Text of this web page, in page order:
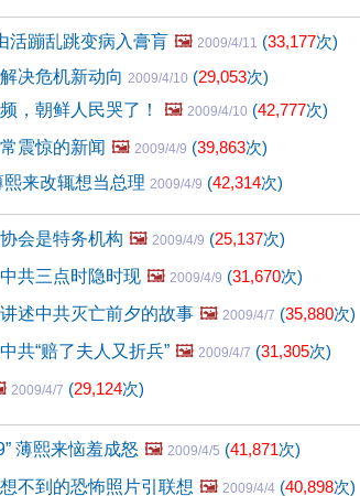
活蹦乱跳变病入膏肓 🖼️ 2009/4/11 (33,177次)
决危机新动向 2009/4/10 (29,053次)
，朝鲜人民哭了！
🖼️ 2009/4/10 (42,777次)
震惊的新闻 🖼️ 2009/4/9 (39,863次)
来改辄想当总理 2009/4/9 (42,314次)
会是特务机构 🖼️ 2009/4/9 (25,137次)
共三点时隐时现 🖼️ 2009/4/9 (31,670次)
述中共灭亡前夕的故事 🖼️ 2009/4/7 (35,880次)
共“赔了夫人又折兵” 🖼️ 2009/4/7 (31,305次)
2009/4/7 (29,124次)
薄熙来恼羞成怒 🖼️ 2009/4/5 (41,871次)
不到的恐怖照片引联想 🖼️ 2009/4/4 (40,898次)